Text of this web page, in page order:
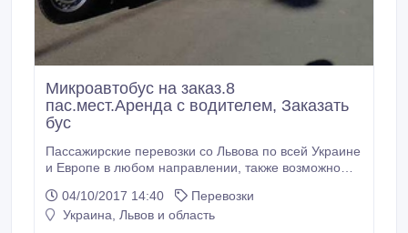
Микроавтобус на заказ.8
пас.мест.Аренда с водителем, Заказать
бус
Пассажирские перевозки со Львова по всей Украине
и Европе в любом направлении, также возможно
мероприятий. Все цены обговариваются
индивидуально..
04/10/2017 14:40
Перевозки
Украина, Львов и область